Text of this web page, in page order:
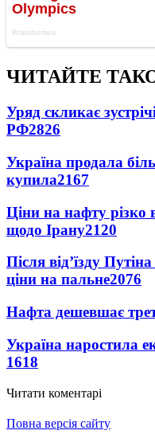
ЧИТАЙТЕ
Уряд скликає
РФ2826
Україна продала
купила2167
Ціни на нафту різко
щодо Ірану2120
Після від’їзду
ціни на пальне2076
Нафта дешевшає
Україна наростила
1618
Читати коментарі
Повна версія сайту